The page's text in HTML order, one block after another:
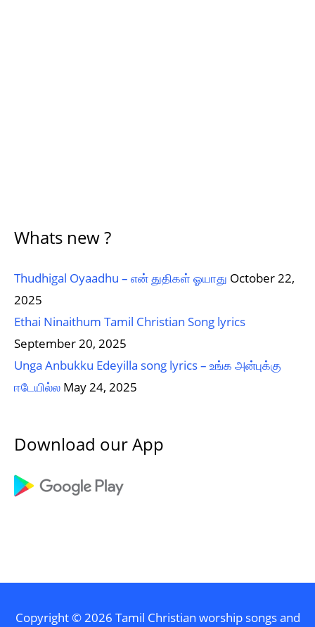
Whats new ?
Thudhigal Oyaadhu – என் துதிகள் ஓயாது October 22,
2025
Ethai Ninaithum Tamil Christian Song lyrics
September 20, 2025
Unga Anbukku Edeyilla song lyrics – உங்க அன்புக்கு
ஈடேயில்ல May 24, 2025
Download our App
Copyright © 2026 Tamil Christian worship songs and